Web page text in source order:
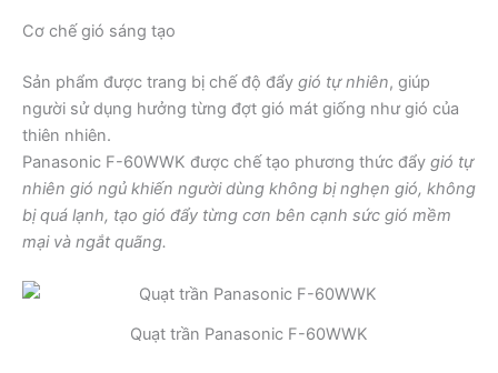
Cơ chế gió sáng tạo
Sản phẩm được trang bị chế độ đẩy gió tự nhiên, giúp
người sử dụng hưởng từng đợt gió mát giống như gió của
thiên nhiên.
Panasonic F-60WWK được chế tạo phương thức đẩy gió tự
nhiên gió ngủ khiến người dùng không bị nghẹn gió, không
bị quá lạnh, tạo gió đẩy từng cơn bên cạnh sức gió mềm
mại và ngắt quãng.
Quạt trần Panasonic F-60WWK